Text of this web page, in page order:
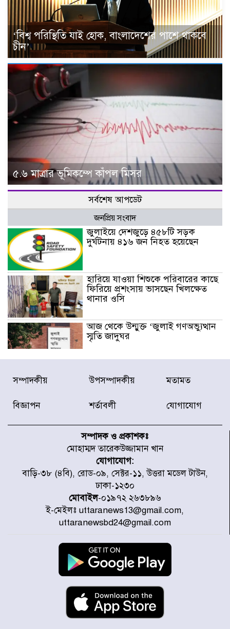
‘বিশ্ব পরিস্থিতি যাই হোক, বাংলাদেশের পাশে থাকবে
চীন’
৫.৬ মাত্রার ভূমিকম্পে কাঁপল মিসর
সর্বশেষ আপডেট
জনপ্রিয় সংবাদ
জুলাইয়ে দেশজুড়ে ৪৫৮টি সড়ক
দুর্ঘটনায় ৪১৬ জন নিহত হয়েছেন
হারিয়ে যাওয়া শিশুকে পরিবারের কাছে
ফিরিয়ে প্রশংসায় ভাসছেন খিলক্ষেত
থানার ওসি
আজ থেকে উন্মুক্ত ‘জুলাই গণঅভ্যুত্থান
স্মৃতি জাদুঘর
রাজধানীর উত্তরা আঞ্চলিক পাসপোর্ট
অফিসের সামনে দালাল চক্রের ১৩ জন
করেছে র‌্যাব-১
চূড়ান্ত পর্যায়ে : ইরান
প্রত্যেক অপরাধীর বিচার এ দেশেই
হবে, সে যত শক্তিশালীই হোক না কেন,
চট্টগ্রামে জুলাই গণঅভ্যুত্থান দিবসে
প্রতিমন্ত্রী মীর হেলাল
আগামী ৫ দিন বৃষ্টির আভাস
হাসিনার বক্তব্য প্রচারে ভারতের সমর্থন
জুলাই গণঅভ্যুত্থানে আহত যোদ্ধা
মিতুর খোঁজ নিলেন প্রধানমন্ত্রী
সম্পাদকীয় উপসম্পাদকীয় মতামত
বিজ্ঞাপন শর্তাবলী যোগাযোগ
সম্পাদক ও প্রকাশকঃ
মোহাম্মদ তারেকউজ্জামান খান
যোগাযোগ:
বাড়ি-৩৮ (৪বি), রোড-০৯, সেক্টর-১১, উত্তরা মডেল টাউন,
ঢাকা-১২৩০
মোবাইল-০১৯৭২ ২৬৩৮৯৬
ই-মেইলঃ uttaranews13@gmail.com,
uttaranewsbd24@gmail.com